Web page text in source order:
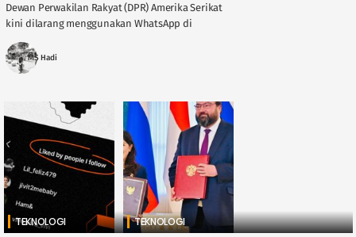
Dewan Perwakilan Rakyat (DPR) Amerika Serikat
kini dilarang menggunakan WhatsApp di
perangkat pemerintah. Kebijakan ini dikeluarkan
oleh Kepala Administrasi (CAO) DPR ....
MS Hadi
TEKNOLOGI TEKNOLOGI